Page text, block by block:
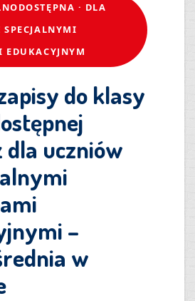
· DLA
SPECJALNYMI
EDUKACYJNYM
do klasy
uczniów
–
w